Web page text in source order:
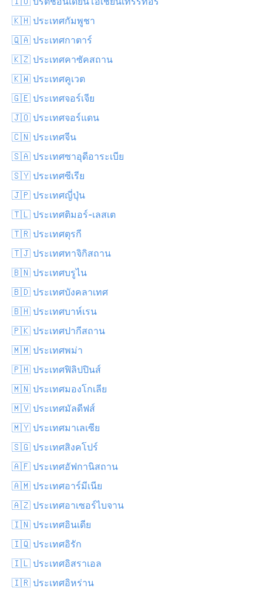
🇰🇭 ประเทศกัมพูชา
🇶🇦 ประเทศกาตาร์
🇰🇿 ประเทศคาซัคสถาน
🇰🇼 ประเทศคูเวต
🇬🇪 ประเทศจอร์เจีย
🇯🇴 ประเทศจอร์แดน
🇨🇳 ประเทศจีน
🇸🇦 ประเทศซาอุดีอาระเบีย
🇸🇾 ประเทศซีเรีย
🇯🇵 ประเทศญี่ปุ่น
🇹🇱 ประเทศติมอร์-เลสเต
🇹🇷 ประเทศตุรกี
🇹🇯 ประเทศทาจิกิสถาน
🇧🇳 ประเทศบรูไน
🇧🇩 ประเทศบังคลาเทศ
🇧🇭 ประเทศบาห์เรน
🇵🇰 ประเทศปากีสถาน
🇲🇲 ประเทศพม่า
🇵🇭 ประเทศฟิลิปปินส์
🇲🇳 ประเทศมองโกเลีย
🇲🇻 ประเทศมัลดีฟส์
🇲🇾 ประเทศมาเลเซีย
🇸🇬 ประเทศสิงคโปร์
🇦🇫 ประเทศอัฟกานิสถาน
🇦🇲 ประเทศอาร์มีเนีย
🇦🇿 ประเทศอาเซอร์ไบจาน
🇮🇳 ประเทศอินเดีย
🇮🇶 ประเทศอิรัก
🇮🇱 ประเทศอิสราเอล
🇮🇷 ประเทศอิหร่าน